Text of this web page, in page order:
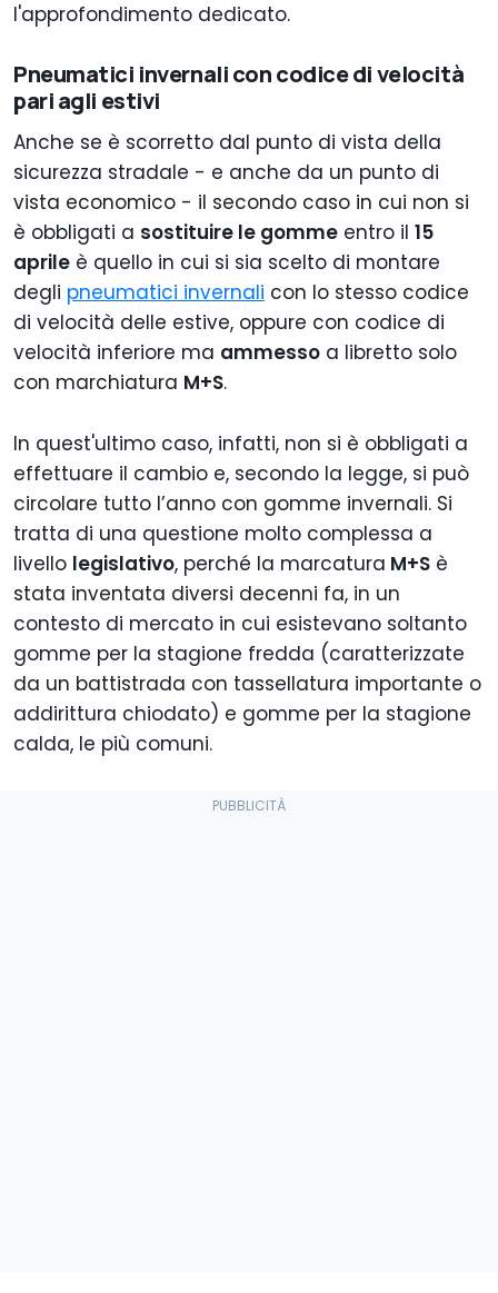
l'approfondimento dedicato.
Pneumatici invernali con codice di velocità
pari agli estivi
Anche se è scorretto dal punto di vista della
sicurezza stradale - e anche da un punto di
vista economico - il secondo caso in cui non si
è obbligati a sostituire le gomme entro il 15
aprile è quello in cui si sia scelto di montare
degli pneumatici invernali con lo stesso codice
di velocità delle estive, oppure con codice di
velocità inferiore ma ammesso a libretto solo
con marchiatura M+S.
In quest'ultimo caso, infatti, non si è obbligati a
effettuare il cambio e, secondo la legge, si può
circolare tutto l’anno con gomme invernali. Si
tratta di una questione molto complessa a
livello legislativo, perché la marcatura M+S è
stata inventata diversi decenni fa, in un
contesto di mercato in cui esistevano soltanto
gomme per la stagione fredda (caratterizzate
da un battistrada con tassellatura importante o
addirittura chiodato) e gomme per la stagione
calda, le più comuni.